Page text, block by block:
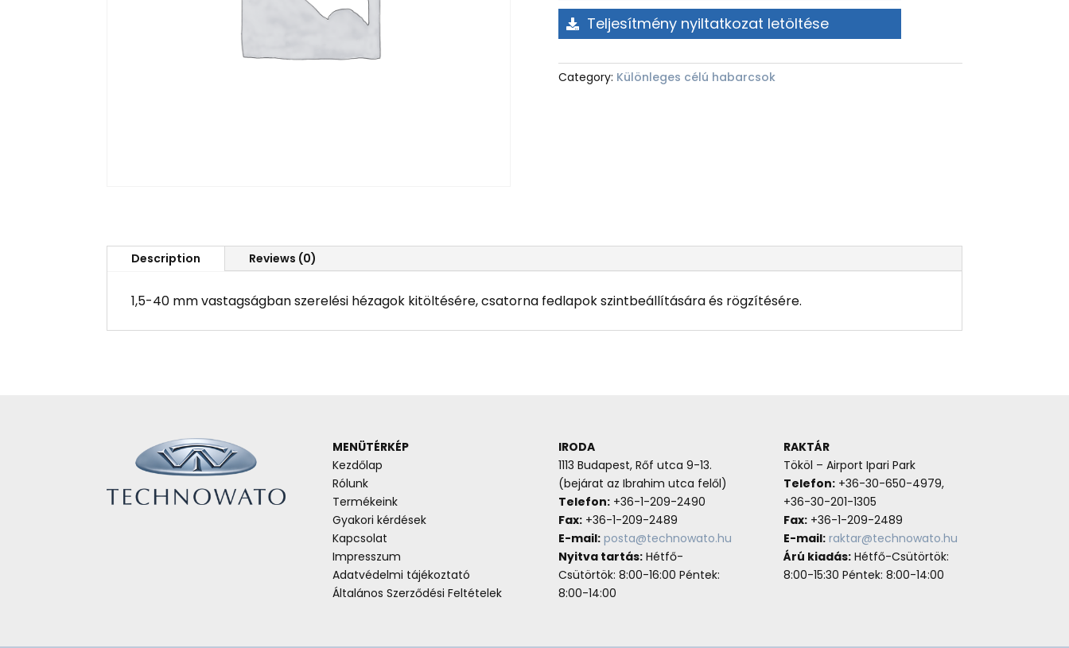
Teljesítmény nyiltatkozat letöltése
Category: Különleges célú habarcsok
Description Reviews (0)
1,5-40 mm vastagságban szerelési hézagok kitöltésére, csatorna fedlapok szintbeállítására és rögzítésére.
MENÜTÉRKÉP
Kezdőlap
Rólunk
Termékeink
Gyakori kérdések
Kapcsolat
Impresszum
Adatvédelmi tájékoztató
Általános Szerződési Feltételek
IRODA
1113 Budapest, Rőf utca 9-13.
(bejárat az Ibrahim utca felől)
Telefon:+36-1-209-2490
Fax:+36-1-209-2489
E-mail: posta@technowato.hu
Nyitva tartás:Hétfő-
Csütörtök: 8:00-16:00 Péntek:
8:00-14:00
RAKTÁR
Tököl – Airport Ipari Park
Telefon: +36-30-650-4979,
+36-30-201-1305
Fax: +36-1-209-2489
E-mail: raktar@technowato.hu
Árú kiadás: Hétfő-Csütörtök:
8:00-15:30 Péntek: 8:00-14:00